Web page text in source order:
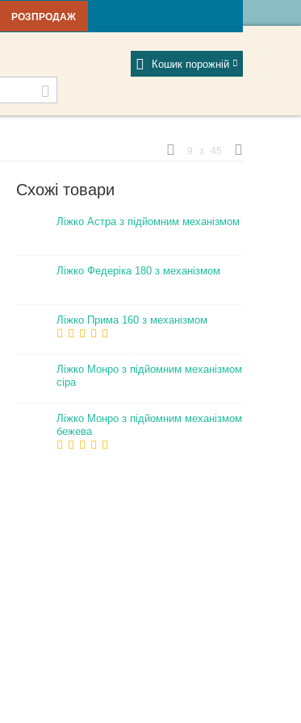
Фабрики
Кошик порожній
РОЗПРОДАЖ
9 з 45
Схожі товари
Ліжко Астра з підйомним механізмом
Ліжко Федеріка 180 з механізмом
Ліжко Прима 160 з механізмом
Ліжко Монро з підйомним механізмом
сіра
Ліжко Монро з підйомним механізмом
бежева